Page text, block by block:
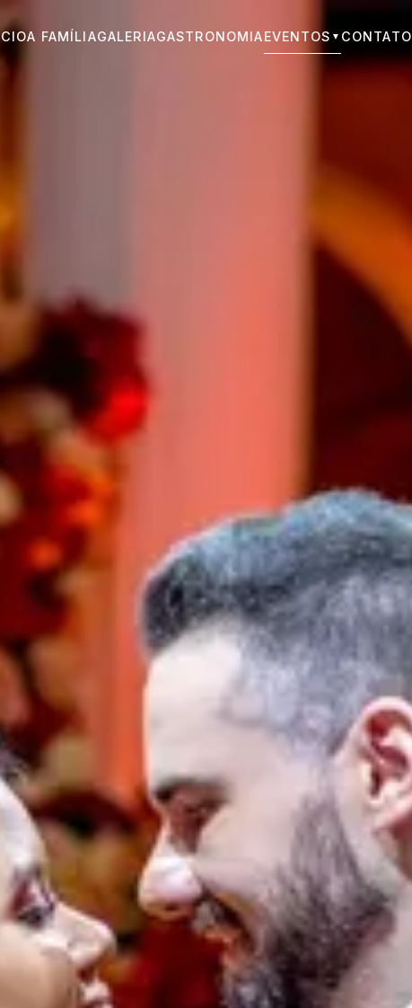
A FAMÍLIAGALERIAGASTRONOMIAEVENTOS ▼ CONTATO